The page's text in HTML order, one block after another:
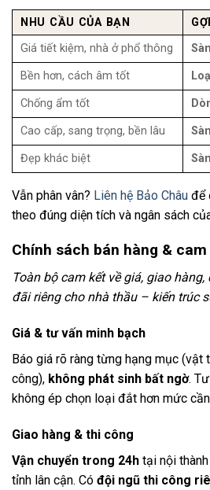
NHU CẦU CỦA BẠN
Giá tiết kiệm, nhà ở phổ thông
Bền hơn, cách âm tốt
Chống ẩm tốt
Cao cấp, sang trọng, bền lâu
Đẹp khác biệt
Vẫn phân vân? Liên hệ Bảo Châu để
theo đúng diện tích và ngân sách
Chính sách bán hàng &
Toàn bộ cam kết về giá, giao
đãi riêng cho nhà thầu – kiến trúc
Giá & tư vấn minh bạch
Báo giá rõ ràng từng hạng mục
công), không phát sinh bất ngờ.
không ép chọn loại đắt hơn mức
Giao hàng & thi công
Vận chuyển trong 24h tại nội
tỉnh lân cận. Có đội ngũ thi công